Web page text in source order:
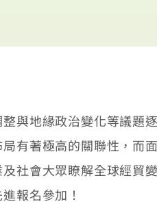
與地緣政治變化等議題
有著極高的關聯性，而
社會大眾瞭解全球經貿
報名參加！